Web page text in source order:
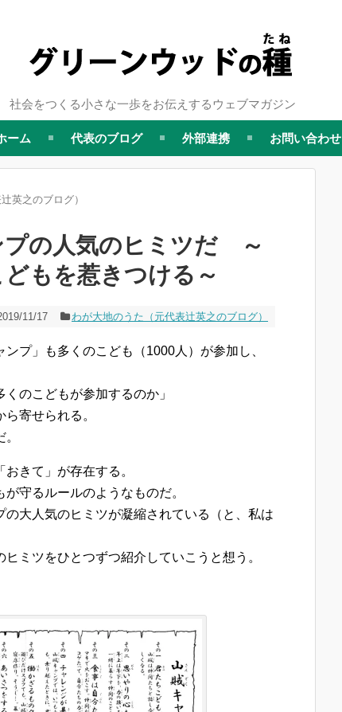
社会をつくる小さな一歩をお伝えするウェブマガジン
ーム 代表のブログ 外部連携 お問い合わせ
英之のブログ）
プの人気のヒミツだ ～
もを惹きつける～
11/17 わが大地のうた（元代表辻英之のブログ）
プ」も多くのこども（1000人）が参加し、
のこどもが参加するのか」
寄せられる。
きて」が存在する。
守るルールのようなものだ。
の大人気のヒミツが凝縮されている（と、私は
ミツをひとつずつ紹介していこうと想う。